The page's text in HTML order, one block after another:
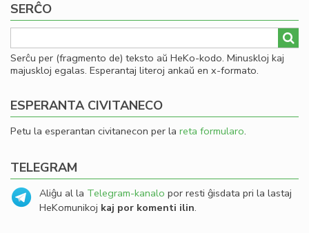
SERĈO
Serĉu per (fragmento de) teksto aŭ HeKo-kodo. Minuskloj kaj
majuskloj egalas. Esperantaj literoj ankaŭ en x-formato.
ESPERANTA CIVITANECO
Petu la esperantan civitanecon per la reta formularo.
TELEGRAM
Aliĝu al la Telegram-kanalo por resti ĝisdata pri la lastaj
HeKomunikoj kaj por komenti ilin.